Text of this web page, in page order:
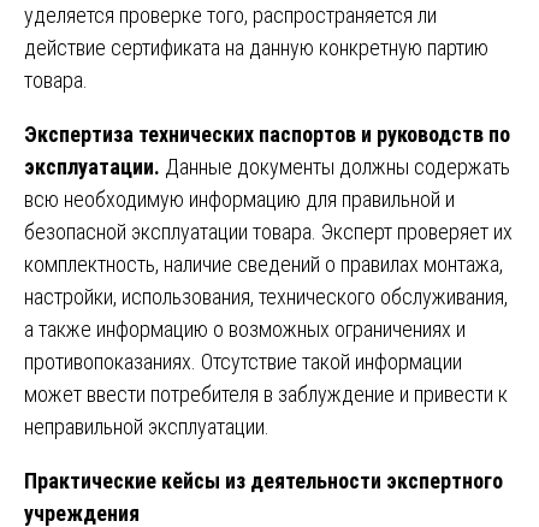
уделяется проверке того, распространяется ли
действие сертификата на данную конкретную партию
товара.
Экспертиза технических паспортов и руководств по
эксплуатации. Данные документы должны содержать
всю необходимую информацию для правильной и
безопасной эксплуатации товара. Эксперт проверяет их
комплектность, наличие сведений о правилах монтажа,
настройки, использования, технического обслуживания,
а также информацию о возможных ограничениях и
противопоказаниях. Отсутствие такой информации
может ввести потребителя в заблуждение и привести к
неправильной эксплуатации.
Практические кейсы из деятельности экспертного
учреждения